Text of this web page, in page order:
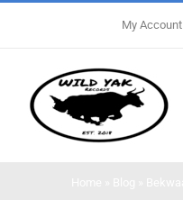
My Account